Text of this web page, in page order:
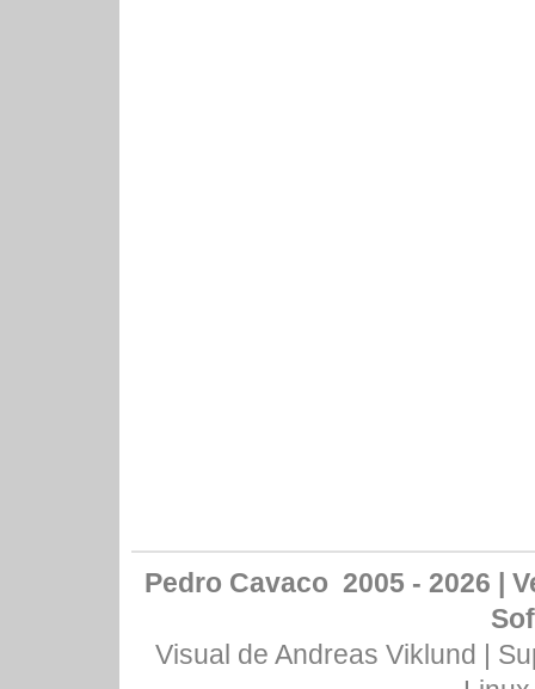
Pedro Cavaco 2005 - 2026 |
Visual de Andreas Viklund |